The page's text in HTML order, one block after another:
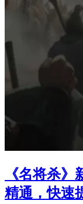
《名将杀
精通，快速